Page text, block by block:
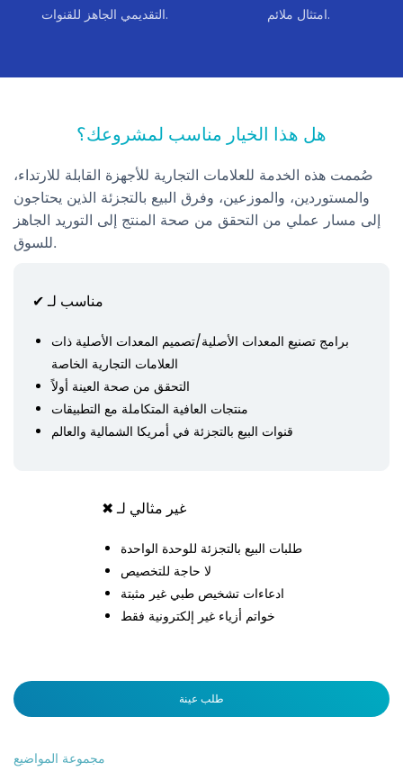
التقديمي الجاهز للقنوات.
امتثال ملائم.
هل هذا الخيار مناسب لمشروعك؟
صُممت هذه الخدمة للعلامات التجارية للأجهزة القابلة للارتداء،
والمستوردين، والموزعين، وفرق البيع بالتجزئة الذين يحتاجون
إلى مسار عملي من التحقق من صحة المنتج إلى التوريد الجاهز
للسوق.
✔ مناسب لـ
برامج تصنيع المعدات الأصلية/تصميم المعدات الأصلية ذات
العلامات التجارية الخاصة
التحقق من صحة العينة أولاً
منتجات العافية المتكاملة مع التطبيقات
قنوات البيع بالتجزئة في أمريكا الشمالية والعالم
✖غير مثالي لـ
طلبات البيع بالتجزئة للوحدة الواحدة
لا حاجة للتخصيص
ادعاءات تشخيص طبي غير مثبتة
خواتم أزياء غير إلكترونية فقط
طلب عينة
مجموعة المواضيع